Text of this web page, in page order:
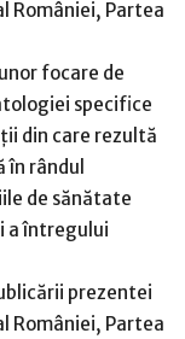
României, Partea
focare de
specifice
din care rezultă
rândul
de sănătate
a întregului
prezentei
României, Partea